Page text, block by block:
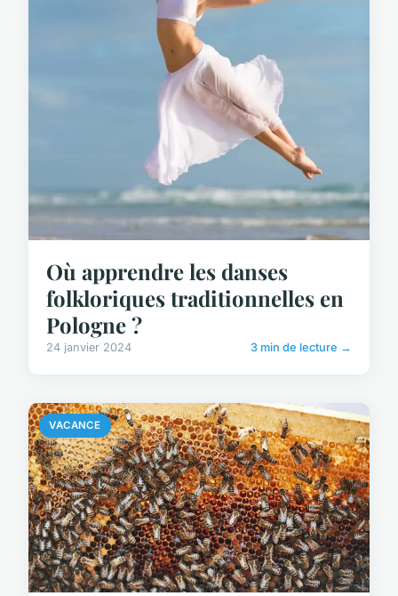
Où apprendre les danses
folkloriques traditionnelles en
Pologne ?
24 janvier 2024 3 min de lecture →
VACANCE